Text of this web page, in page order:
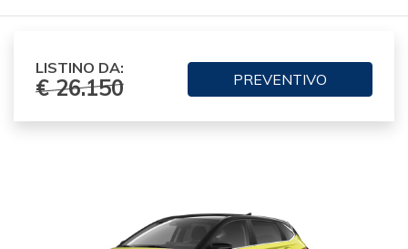
LISTINO DA:
€ 26.150 PREVENTIVO